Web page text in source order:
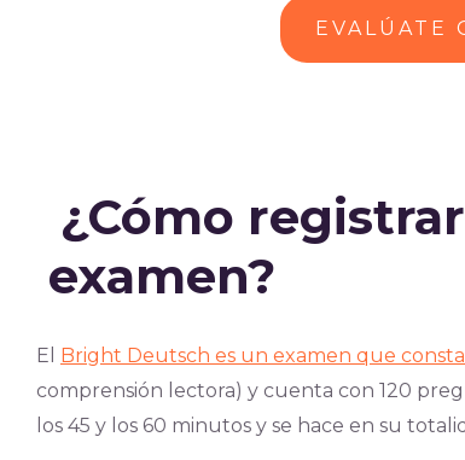
EVALÚATE
¿Cómo
examen?
El Bright Deutsch es un examen que
comprensión lectora) y cuenta con 120
los 45 y los 60 minutos y se hace en su